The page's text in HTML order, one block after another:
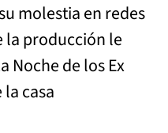
molestia en redes
la producción le
Noche de los Ex
casa